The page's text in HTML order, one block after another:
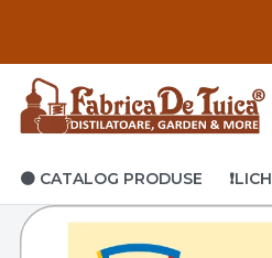
🟤 CATALOG PRODUSE